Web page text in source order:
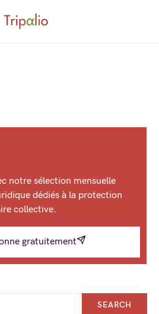
notre sélection mensuelle
dédiés à la protection
collective.
gratuitement
SEARCH